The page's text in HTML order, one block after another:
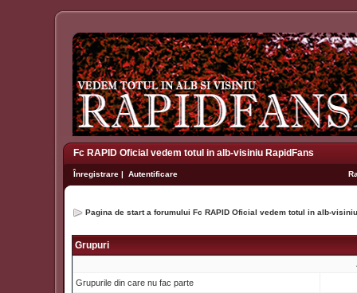
Fc RAPID Oficial vedem totul in alb-visiniu RapidFans
Înregistrare | Autentificare
Pagina de start a forumului Fc RAPID Oficial vedem totul in alb-
Grupuri
Grupurile din care nu fac parte